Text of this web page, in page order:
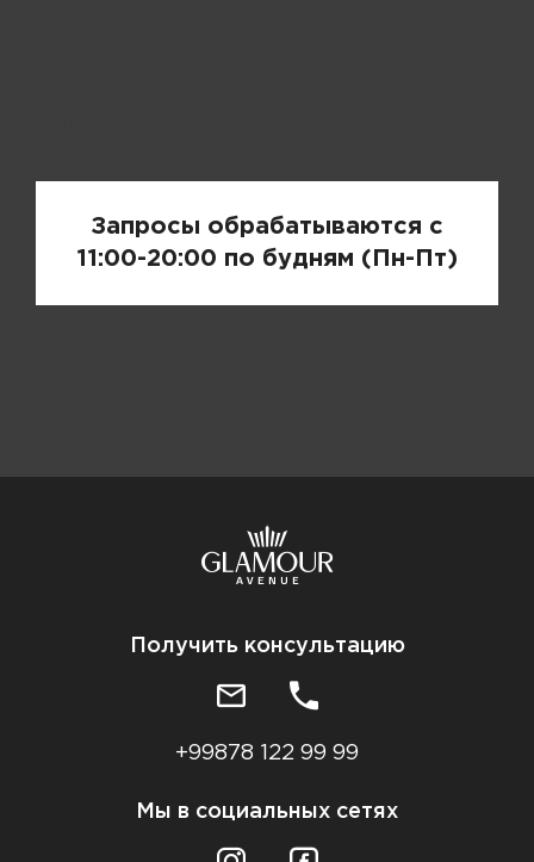
Запросы обрабатываются с
11:00-20:00 по будням (Пн-Пт)
Получить консультацию
+99878 122 99 99
Мы в социальных сетях